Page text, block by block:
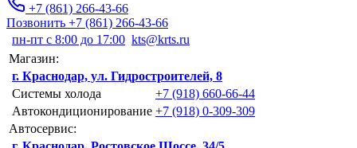
+7 (861) 266-43-66
Позвонить +7 (861) 266-43-66
пн-пт с 8:00 до 17:00 kts@krts.ru
Магазин:
г. Краснодар, ул. Гидростроителей, 8
Системы холода
+7 (918) 660-66-44
Автокондиционирование +7 (918) 0-309-309
Автосервис: